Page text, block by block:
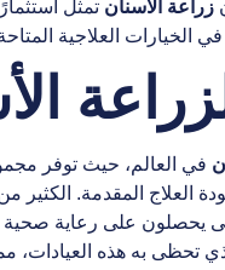
زراعة الأسنان تمثل
الخيارات العلاجية
في العالم، حيث توفر
العلاج المقدمة.
يحصلون على رعاية
تحظى به هذه العيادات،